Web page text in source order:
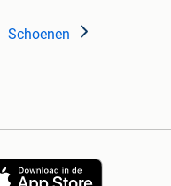
Schoenen